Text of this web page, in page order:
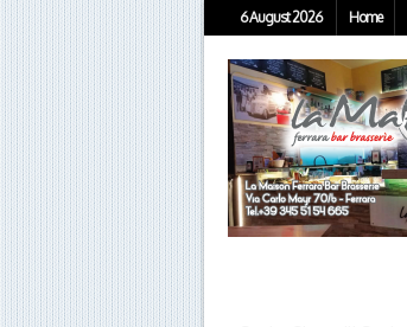
6 August 2026 Home